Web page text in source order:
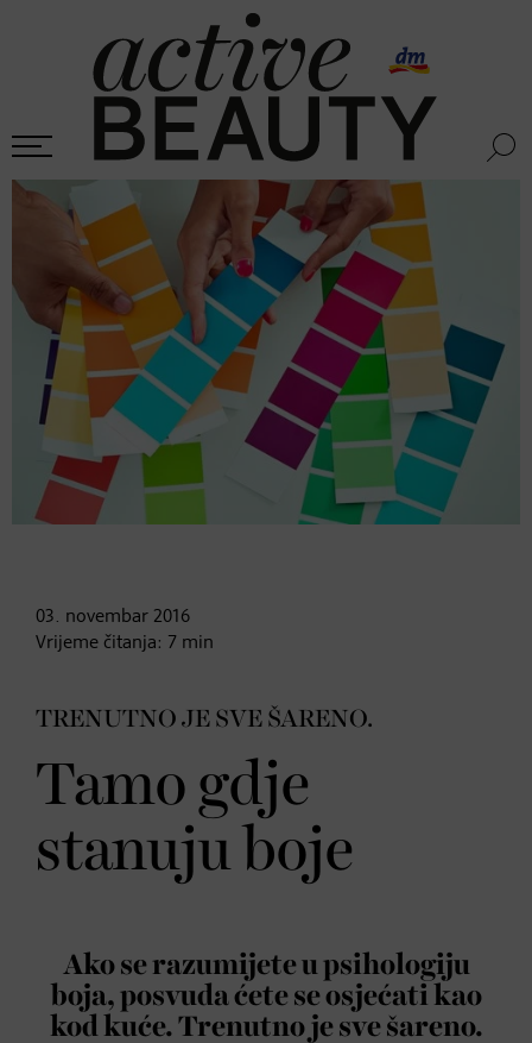
03. novembar 2016
Vrijeme čitanja: 7 min
TRENUTNO JE SVE ŠARENO.
Tamo gdje
stanuju boje
Ako se razumijete u psihologiju
boja, posvuda ćete se osjećati kao
kod kuće. Trenutno je sve šareno.